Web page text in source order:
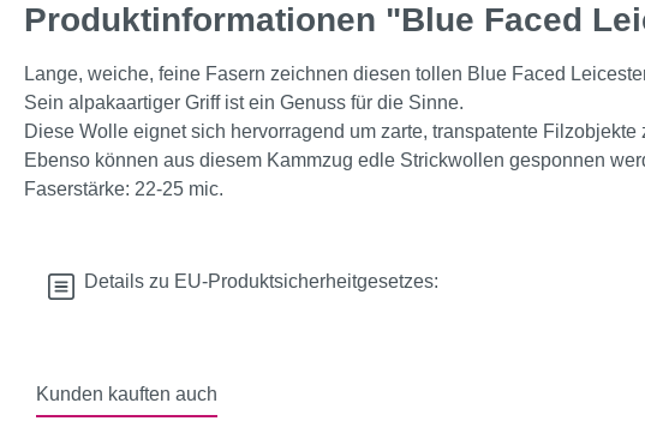
Produktinformationen "Blue Faced
Lange, weiche, feine Fasern zeichnen diesen tollen Blue Faced
Sein alpakaartiger Griff ist ein Genuss für die Sinne.
Diese Wolle eignet sich hervorragend um zarte, transpatente
Ebenso können aus diesem Kammzug edle Strickwollen gesponnen
Faserstärke: 22-25 mic.
Details zu EU-Produktsicherheitgesetzes:
Kunden kauften auch